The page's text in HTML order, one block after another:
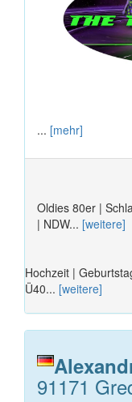
... [mehr]
Oldies 80er |
| NDW... [weitere]
Hochzeit |
Ü40... [weitere]
91171